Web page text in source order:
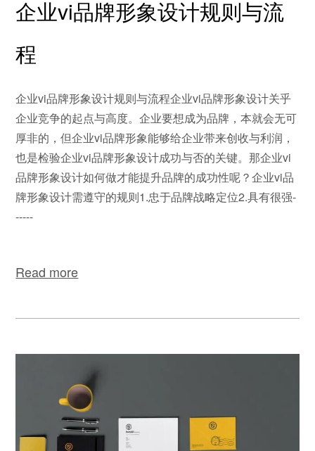
企业vi品牌形象设计规则与流
程
企业vi品牌形象设计规则与流程企业vi品牌形象设计关乎
企业竞争的起点与高度。企业要想成为品牌，本就会无可
厚非的，但企业vi品牌形象能够给企业带来创收与利润，
也是检验企业vi品牌形象设计成功与否的关键。那企业vi
品牌形象设计如何做才能提升品牌的成功性呢？企业vi品
牌形象设计需遵守的规则1.忠于品牌战略定位2.具有很强-
-----
Read more